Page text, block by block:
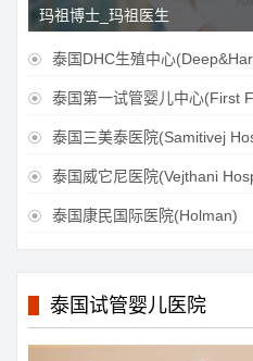
玛祖博士_玛祖医生
 泰国DHC生殖中心
 泰国第一试管婴儿中心(First
 泰国三美泰医院(Samitivej
 泰国威它尼医院(Vejthani
 泰国康民国际医院(Holman)
泰国试管婴儿医院